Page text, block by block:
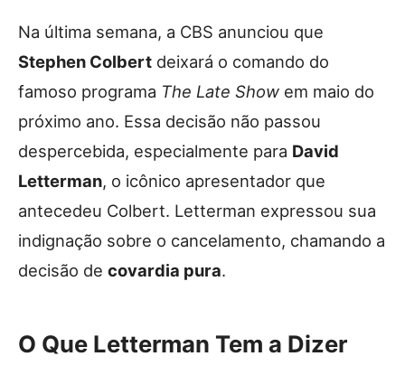
Na última semana, a CBS anunciou que
Stephen Colbert deixará o comando do
famoso programa The Late Show em maio do
próximo ano. Essa decisão não passou
despercebida, especialmente para David
Letterman, o icônico apresentador que
antecedeu Colbert. Letterman expressou sua
indignação sobre o cancelamento, chamando a
decisão de covardia pura.
O Que Letterman Tem a Dizer